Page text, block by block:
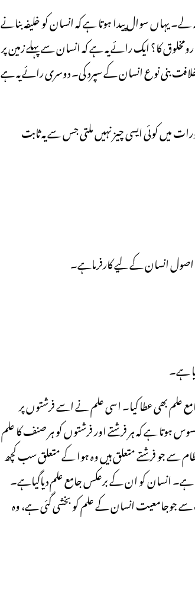
یہاں سوال پیدا ہوتا ہے کہ انسان کو خلیفہ بنانے
رومخلوق کا؟ ایک رائے یہ ہے کہ انسان سے پہلے زمین پر
خلافت بنی نوع انسان کے سپرد کی۔ دوسری رائے یہ ہے
میں کوئی ایسی چیز نہیں ملتی جس سے یہ ثابت
ہے۔
علم بھی عطا کیا۔ اسی علم نے اسے فرشتوں پر
ہوتا ہے کہ ہر فرشتے اور فرشتوں کو ہر صنف کا علم
جو فرشتے متعلق ہیں وہ ہوا کے متعلق سب کچھ
انسان کو ان کے برعکس جامع علم دیاگیاہے۔
سے جوجامعیت انسان کے علم کو بخشی گئی ہے، وہ